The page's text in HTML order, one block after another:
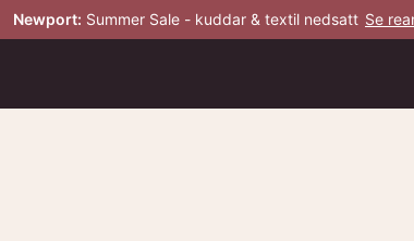
Newport: Summer Sale - kuddar & textil nedsatt Se